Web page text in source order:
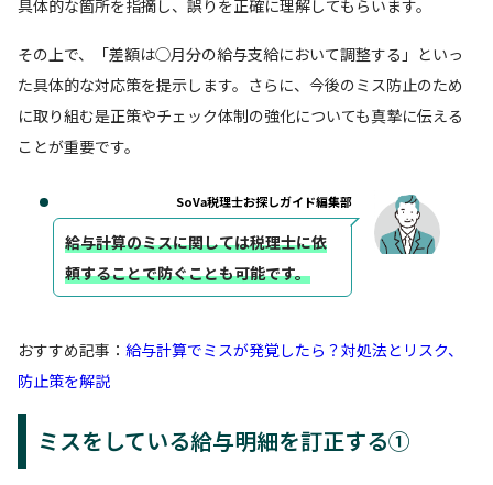
具体的な箇所を指摘し、誤りを正確に理解してもらいます。
その上で、「差額は◯月分の給与支給において調整する」といっ
た具体的な対応策を提示します。さらに、今後のミス防止のため
に取り組む是正策やチェック体制の強化についても真摯に伝える
ことが重要です。
SoVa税理士お探しガイド編集部
給与計算のミスに関しては税理士に依
頼することで防ぐことも可能です。
おすすめ記事： 給与計算でミスが発覚したら？対処法とリスク、
防止策を解説
ミスをしている給与明細を訂正する①